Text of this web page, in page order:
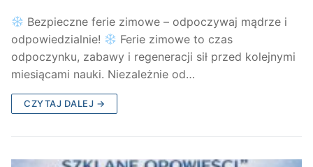
Bezpieczne ferie zimowe – odpoczywaj mądrze i
odpowiedzialnie!
Ferie zimowe to czas
odpoczynku, zabawy i regeneracji sił przed kolejnymi
miesiącami nauki. Niezależnie od…
CZYTAJ DALEJ →